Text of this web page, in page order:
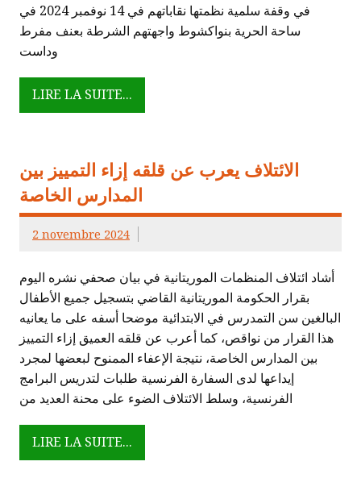
في وقفة سلمية نظمتها نقاباتهم في 14 نوفمبر 2024 في
ساحة الحرية بنواكشوط واجهتهم الشرطة بعنف مفرط
وداست
LIRE LA SUITE...
الائتلاف يعرب عن قلقه إزاء التمييز بين
المدارس الخاصة
2 novembre 2024
أشاد ائتلاف المنظمات الموريتانية في بيان صحفي نشره اليوم
بقرار الحكومة الموريتانية القاضي بتسجيل جميع الأطفال
البالغين سن التمدرس في الابتدائية موضحا أسفه على ما يعانيه
هذا القرار من نواقص، كما أعرب عن قلقه العميق إزاء التمييز
بين المدارس الخاصة، نتيجة الإعفاء الممنوح لبعضها لمجرد
إيداعها لدى السفارة الفرنسية طلبات لتدريس البرامج
الفرنسية، وسلط الائتلاف الضوء على محنة العديد من
LIRE LA SUITE...